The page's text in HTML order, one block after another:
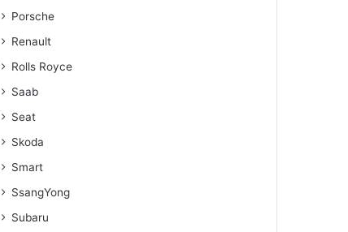
Porsche
Renault
Rolls Royce
Saab
Seat
Skoda
Smart
SsangYong
Subaru